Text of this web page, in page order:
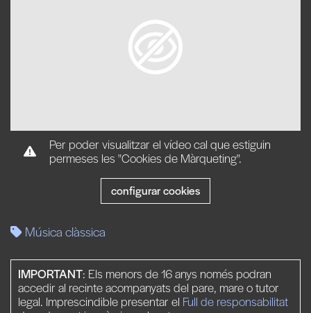
Per poder visualitzar el vídeo cal que estiguin
permeses les "Cookies de Màrqueting".
configurar cookies
Música clàssica
IMPORTANT: Els menors de 16 anys només podran
accedir al recinte acompanyats del pare, mare o tutor
legal. Imprescindible presentar el Full de responsabilitat